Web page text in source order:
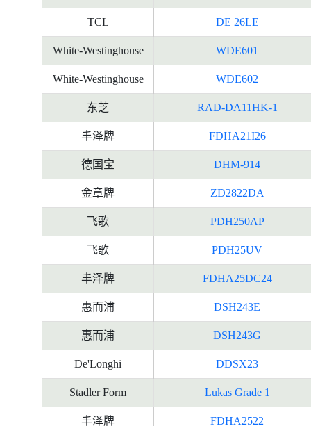
TCL DE 26LE
White-Westinghouse WDE601
White-Westinghouse WDE602
东芝 RAD-DA11HK-1
丰泽牌 FDHA21I26
德国宝 DHM-914
金章牌 ZD2822DA
飞歌 PDH250AP
飞歌 PDH25UV
丰泽牌 FDHA25DC24
惠而浦 DSH243E
惠而浦 DSH243G
De'Longhi DDSX23
Stadler Form Lukas Grade 1
丰泽牌 FDHA2522